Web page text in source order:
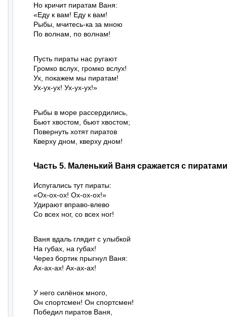
Но кричит пиратам Ваня:
«Еду к вам! Еду к вам!
Рыбы, мчитесь-ка за мною
По волнам, по волнам!
Пусть пираты нас ругают
Громко вслух, громко вслух!
Ух, покажем мы пиратам!
Ух-ух-ух! Ух-ух-ух!»
Рыбы в море рассердились,
Бьют хвостом, бьют хвостом;
Повернуть хотят пиратов
Кверху дном, кверху дном!
Часть 5. Маленький Ваня сражается с пиратами
Испугались тут пираты:
«Ох-ох-ох! Ох-ох-ох!»
Удирают вправо-влево
Со всех ног, со всех ног!
Ваня вдаль глядит с улыбкой
На губах, на губах!
Через бортик прыгнул Ваня:
Ах-ах-ах! Ах-ах-ах!
У него силёнок много,
Он спортсмен! Он спортсмен!
Победил пиратов Ваня,